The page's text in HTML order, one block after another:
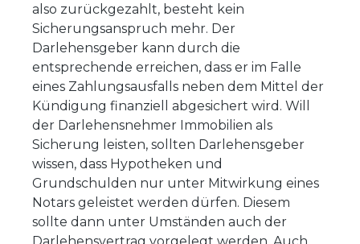
also zurückgezahlt, besteht kein
Sicherungsanspruch mehr. Der
Darlehensgeber kann durch die
entsprechende erreichen, dass er im Falle
eines Zahlungsausfalls neben dem Mittel der
Kündigung finanziell abgesichert wird. Will
der Darlehensnehmer Immobilien als
Sicherung leisten, sollten Darlehensgeber
wissen, dass Hypotheken und
Grundschulden nur unter Mitwirkung eines
Notars geleistet werden dürfen. Diesem
sollte dann unter Umständen auch der